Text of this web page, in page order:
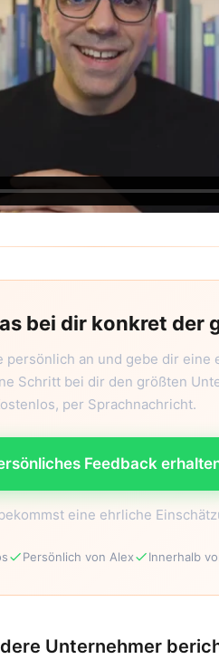
bei dir konkret der
persönlich an und gebe dir eine
Schritt bei dir den größten
per Sprachnachricht.
Feedback
eine ehrliche
Persönlich von Alex Innerhalb
Unternehmer